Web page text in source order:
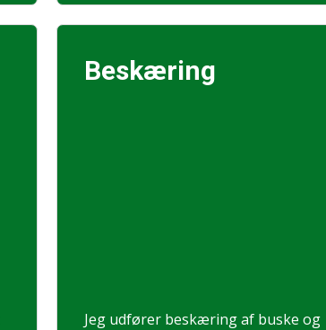
Beskæring
Jeg udfører beskæring af buske og